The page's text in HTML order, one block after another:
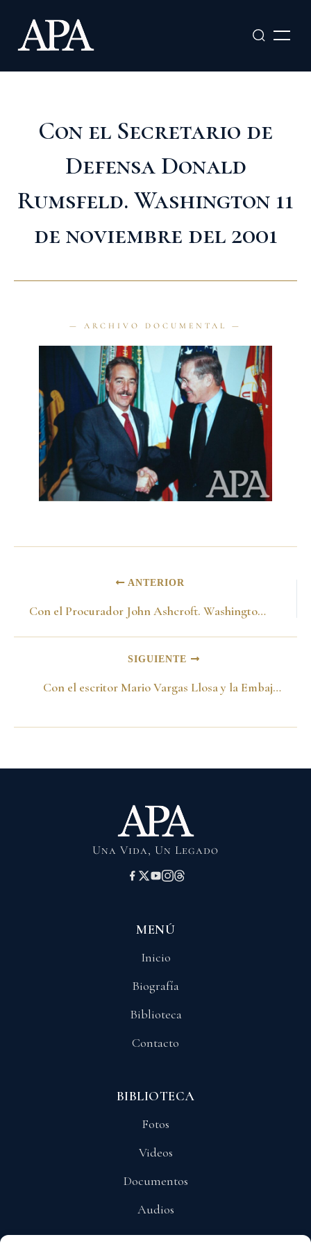
contenido
Con el Secretario de
Defensa Donald
Rumsfeld. Washington 11
de noviembre del 2001
ANTERIOR
Con el Procurador John Ashcroft. Washington 11 de noviembre del 2001
SIGUIENTE
Con el escritor Mario Vargas Llosa y la Embajadora maria Cristina Zuleta de Patiño. Lima-Perú 25 de noviembre del 2001
Una Vida, Un Legado
MENÚ
Inicio
Biografía
Biblioteca
Contacto
BIBLIOTECA
Fotos
Videos
Documentos
Audios